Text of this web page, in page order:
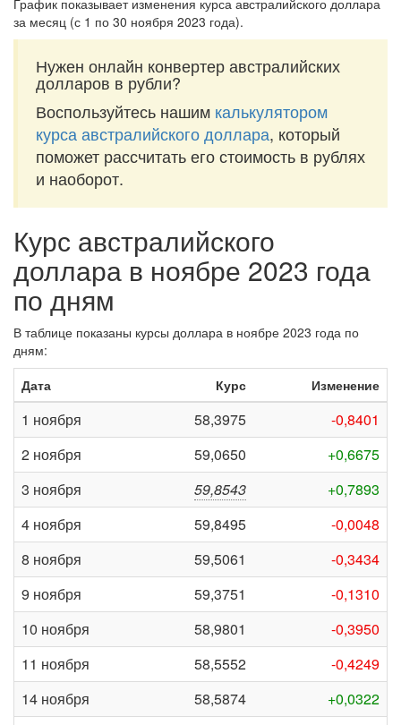
График показывает изменения курса австралийского доллара
за месяц (с 1 по 30 ноября 2023 года).
Нужен онлайн конвертер австралийских
долларов в рубли?
Воспользуйтесь нашим калькулятором
курса австралийского доллара, который
поможет рассчитать его стоимость в рублях
и наоборот.
Курс австралийского
доллара в ноябре 2023 года
по дням
В таблице показаны курсы доллара в ноябре 2023 года по
дням:
Дата
Курс Изменение
1 ноября 58,3975
-0,8401
2 ноября
59,0650
+0,6675
3 ноября
59,8543
+0,7893
4 ноября
59,8495
-0,0048
8 ноября
59,5061
-0,3434
9 ноября
59,3751
-0,1310
10 ноября
58,9801
-0,3950
11 ноября
58,5552
-0,4249
14 ноября
58,5874
+0,0322